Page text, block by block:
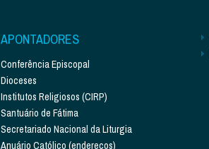
APONTADORES
Conferência Episcopal
Dioceses
Institutos Religiosos (CIRP)
Santuário de Fátima
Secretariado Nacional da Liturgia
Anuário Católico (endereços)